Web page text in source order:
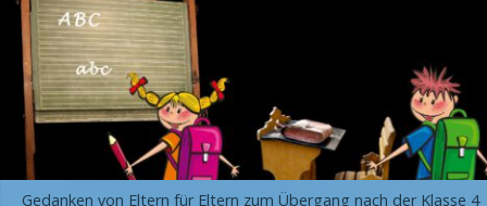
Gedanken von Eltern für Eltern zum Übergang nach der Klasse 4